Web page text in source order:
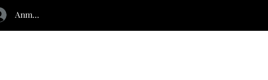
Anmelden